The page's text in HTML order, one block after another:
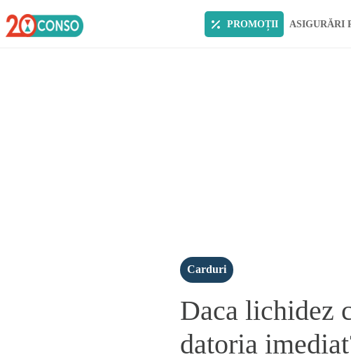
PROMOȚII ASIGURĂRI
Carduri
Daca lichidez
datoria